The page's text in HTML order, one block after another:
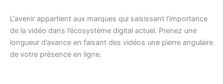
L’avenir appartient aux marques qui saisissent l’importance
de la vidéo dans l’écosystème digital actuel. Prenez une
longueur d’avance en faisant des vidéos une pierre angulaire
de votre présence en ligne.